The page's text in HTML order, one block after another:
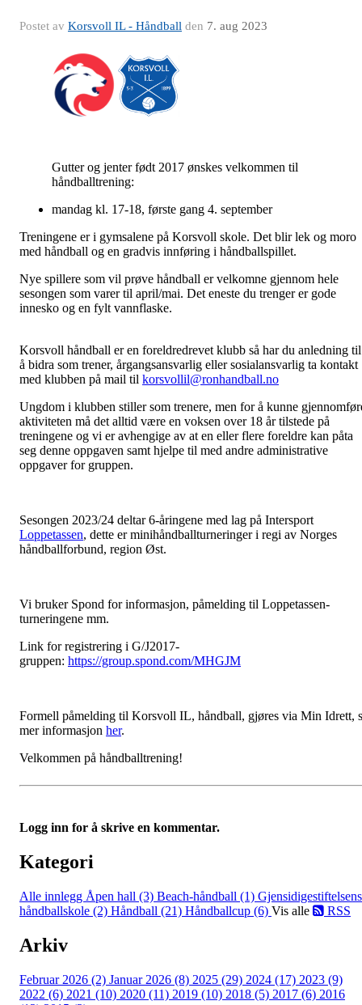
Postet av Korsvoll IL - Håndball den 7. aug 2023
Gutter og jenter født 2017 ønskes velkommen til
håndballtrening:
mandag kl. 17-18, første gang 4. september
Treningene er i gymsalene på Korsvoll skole. Det blir lek og moro
med håndball og en gradvis innføring i håndballspillet.
Nye spillere som vil prøve håndball er velkomne gjennom hele
sesongen som varer til april/mai. Det eneste du trenger er gode
innesko og en fylt vannflaske.
Korsvoll håndball er en foreldredrevet klubb så har du anledning til
å bidra som trener, årgangsansvarlig eller sosialansvarlig ta kontakt
med klubben på mail til korsvollil@ronhandball.no
Ungdom i klubben stiller som trenere, men for å kunne
aktiviteten må det alltid være en voksen over 18 år tilstede på
treningene og vi er avhengige av at en eller flere foreldre kan påta
seg denne oppgaven samt hjelpe til med andre administrative
oppgaver for gruppen.
Sesongen 2023/24 deltar 6-åringene med lag på Intersport
Loppetassen, dette er minihåndballturneringer i regi av Norges
håndballforbund, region Øst.
Vi bruker Spond for informasjon, påmelding til Loppetassen-
turneringene mm.
Link for registrering i G/J2017-
gruppen: https://group.spond.com/MHGJM
Formell påmelding til Korsvoll IL, håndball, gjøres via Min Idrett,
mer informasjon her.
Velkommen på håndballtrening!
Logg inn for å skrive en kommentar.
Kategori
Alle innlegg Åpen hall (3) Beach-håndball (1) Gjensidigestiftelsens
håndballskole (2) Håndball (21) Håndballcup (6) Vis alle RSS
Arkiv
Februar 2026 (2) Januar 2026 (8) 2025 (29) 2024 (17) 2023 (9)
2022 (6) 2021 (10) 2020 (11) 2019 (10) 2018 (5) 2017 (6) 2016